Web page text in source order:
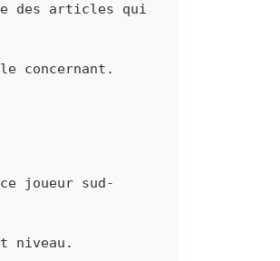
des articles qui
concernant.
joueur sud-
niveau.